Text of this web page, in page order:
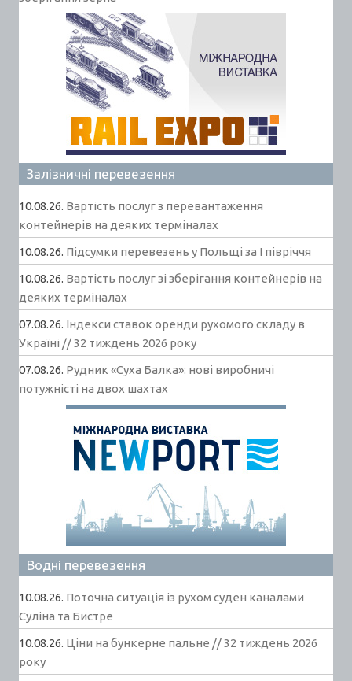
Залізничні перевезення
10.08.26. Вартість послуг з перевантаження
контейнерів на деяких терміналах
10.08.26. Підсумки перевезень у Польщі за І півріччя
10.08.26. Вартість послуг зі зберігання контейнерів на
деяких терміналах
07.08.26. Індекси ставок оренди рухомого складу в
Україні // 32 тиждень 2026 року
07.08.26. Рудник «Суха Балка»: нові виробничі
потужністі на двох шахтах
Водні перевезення
10.08.26. Поточна ситуація із рухом суден каналами
Суліна та Бистре
10.08.26. Ціни на бункерне пальне // 32 тиждень 2026
року